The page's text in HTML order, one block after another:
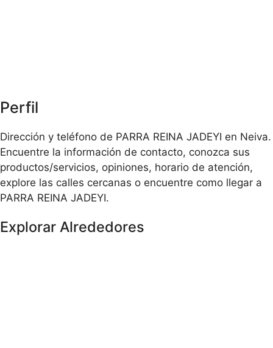
Perfil
Dirección y teléfono de PARRA REINA JADEYI en Neiva.
Encuentre la información de contacto, conozca sus
productos/servicios, opiniones, horario de atención,
explore las calles cercanas o encuentre como llegar a
PARRA REINA JADEYI.
Explorar Alrededores